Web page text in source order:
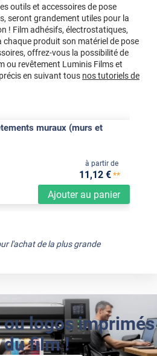
outils et accessoires de pose
seront grandement utiles pour la
! Film adhésifs, électrostatiques,
produit son matériel de pose
offrez-vous la possibilité de
ou revêtement Luminis Films et
en suivant tous nos tutoriels de
muraux (murs et
Ajouter au panier
à partir de
11 ,12 €**
l'achat de la plus grande
logos imprimés
du film !